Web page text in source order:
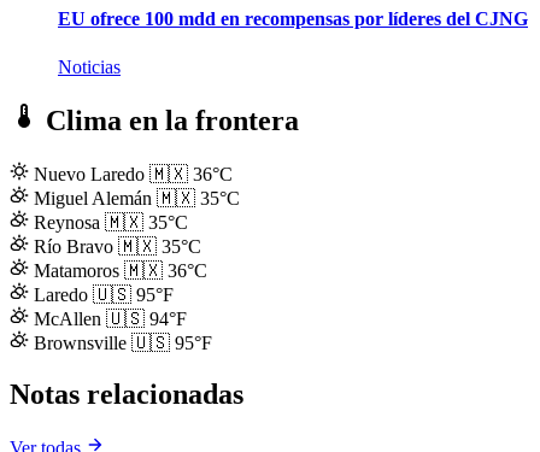
EU ofrece 100 mdd en recompensas por líderes del CJNG
Noticias
Clima en la frontera
Nuevo Laredo 🇲🇽 36°C
Miguel Alemán 🇲🇽 35°C
Reynosa 🇲🇽 35°C
Río Bravo 🇲🇽 35°C
Matamoros 🇲🇽 36°C
Laredo 🇺🇸 95°F
McAllen 🇺🇸 94°F
Brownsville 🇺🇸 95°F
Notas relacionadas